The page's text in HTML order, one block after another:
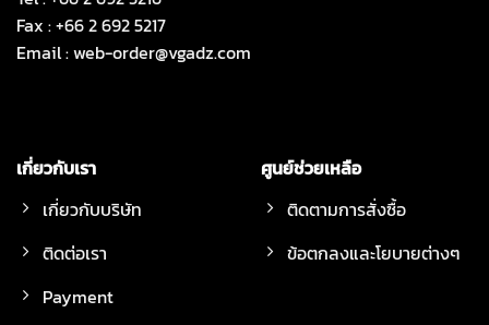
Fax : +66 2 692 5217
Email :web-order@vgadz.com
เกี่ยวกับเรา
เกี่ยวกับบริษัท
ติดต่อเรา
Payment
ศูนย์ช่วยเหลือ
ติดตามการสั่งซื้อ
ข้อตกลงและโยบายต่างๆ